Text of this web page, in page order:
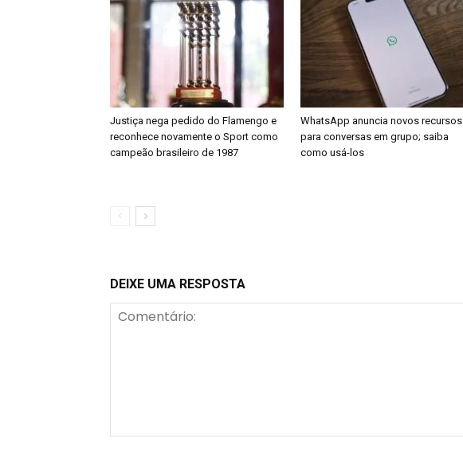
Justiça nega pedido do Flamengo e
reconhece novamente o Sport como
campeão brasileiro de 1987
WhatsApp anuncia novos recursos
para conversas em grupo; saiba
como usá-los
DEIXE UMA RESPOSTA